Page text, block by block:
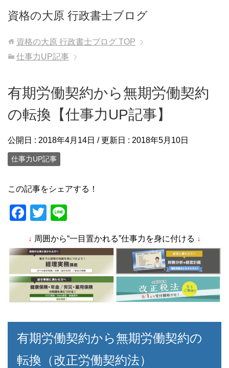
資格の大原 行政書士ブログ
資格の大原 行政書士ブログ TOP
仕事力UP記事
有期労働契約から無期労働契約
の転換【仕事力UP記事】
公開日 : 2018年4月14日 / 更新日 : 2018年5月10日
仕事力UP記事
この記事をシェアする！
F
c
e
b
o
k
T
tt
er
e
↓ 周囲から“一目置かれる”仕事力を身に付ける ↓
有期労働契約から無期労働契約の
転換（改正労働契約法）